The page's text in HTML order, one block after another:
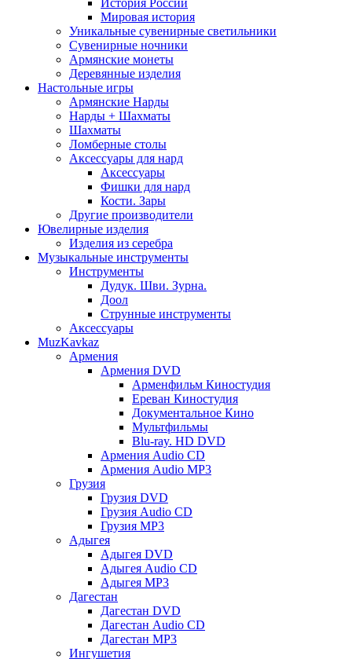
История России
Мировая история
Уникальные сувенирные светильники
Сувенирные ночники
Армянские монеты
Деревянные изделия
Настольные игры
Армянские Нарды
Нарды + Шахматы
Шахматы
Ломберные столы
Аксессуары для нард
Аксессуары
Фишки для нард
Кости. Зары
Другие производители
Ювелирные изделия
Изделия из серебра
Музыкальные инструменты
Инструменты
Дудук. Шви. Зурна.
Доол
Струнные инструменты
Аксессуары
MuzKavkaz
Армения
Армения DVD
Арменфильм Киностудия
Ереван Киностудия
Документальное Кино
Мультфильмы
Blu-ray. HD DVD
Армения Audio CD
Армения Audio MP3
Грузия
Грузия DVD
Грузия Audio CD
Грузия MP3
Адыгея
Адыгея DVD
Адыгея Audio CD
Адыгея MP3
Дагестан
Дагестан DVD
Дагестан Audio CD
Дагестан MP3
Ингушетия